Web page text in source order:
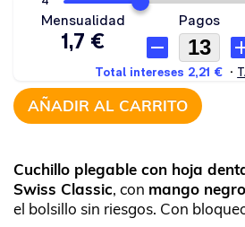
AÑADIR AL CARRITO
Cuchillo plegable con hoja
Swiss Classic, con mango negro
el bolsillo sin riesgos. Con